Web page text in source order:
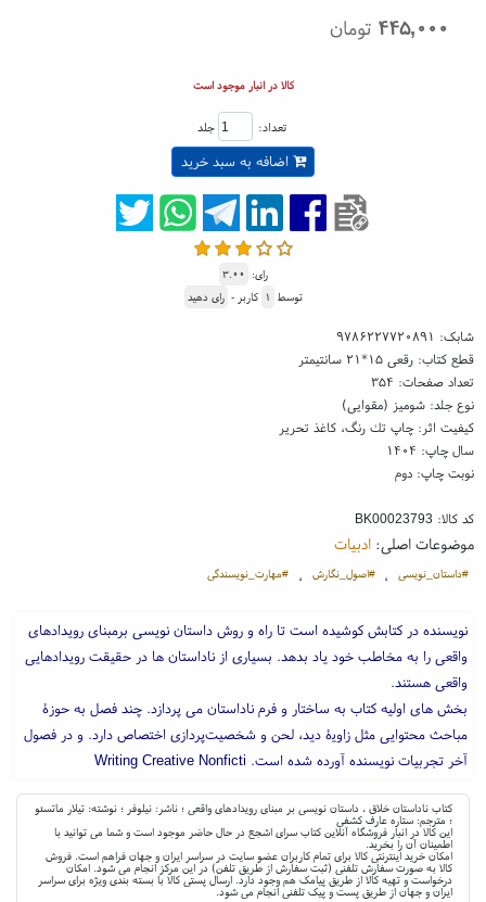
۴۴۵,۰۰۰ تومان
کالا در انبار موجود است
تعداد: جلد
اضافه به سبد خرید
رای: ۳.۰۰
توسط ۱ کاربر - رای دهید
شابک: ۹۷۸۶۲۲۷۷۲۰۸۹۱
قطع کتاب: رقعی ۱۵*۲۱ سانتیمتر
تعداد صفحات: ۳۵۴
نوع جلد: شومیز (مقوایی)
کیفیت اثر: چاپ تك رنگ، کاغذ تحریر
سال چاپ: ۱۴۰۴
نوبت چاپ: دوم
کد کالا: BK00023793
موضوعات اصلی:ادبیات
#داستان_نویسی ، #اصول_نگارش ، #مهارت_نویسندگی
نویسنده در کتابش کوشیده است تا راه و روش داستان نویسی برمبنای رویدادهای
واقعی را به مخاطب خود یاد بدهد. بسیاری از ناداستان ها در حقیقت رویدادهایی
واقعی هستند.
بخش های اولیه کتاب به ساختار و فرم ناداستان می پردازد. چند فصل به حوزۀ
مباحث محتوایی مثل زاویۀ دید، لحن و شخصیت‌پردازی اختصاص دارد. و در فصول
آخر تجربیات نویسنده آورده شده است. Writing Creative Nonficti
کتاب ناداستان خلاق ، داستان نویسی بر مبنای رویدادهای واقعی ؛ ناشر: نیلوفر ؛ نوشته: تیلار ماتسئو
؛ مترجم: ستاره عارف کشفی
این کالا در انبار فروشگاه آنلاین کتاب سرای اشجع در حال حاضر موجود است و شما می توانید با
اطمینان آن را بخرید.
امکان خرید اینترنتی کالا برای تمام کاربران عضو سایت در سراسر ایران و جهان فراهم است. فروش
کالا به صورت سفارش تلفنی (ثبت سفارش از طریق تلفن) در این مرکز انجام می شود. امکان
درخواست و تهیه کالا از طریق پیامک هم وجود دارد. ارسال پستی کالا با بسته بندی ویژه برای سراسر
ایران و جهان از طریق پست و پیک تلفنی انجام می شود.